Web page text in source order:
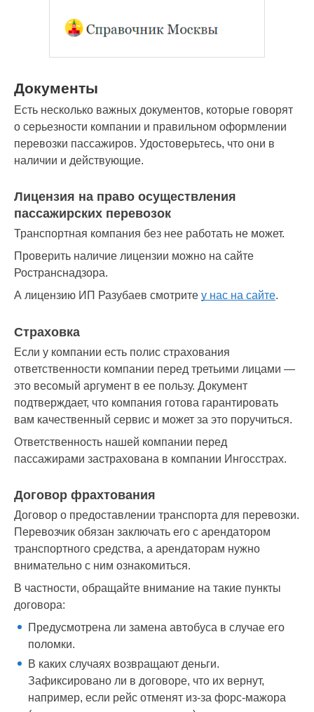
Документы
Есть несколько важных документов, которые говорят
о серьезности компании и правильном оформлении
перевозки пассажиров. Удостоверьтесь, что они в
наличии и действующие.
Лицензия на право осуществления
пассажирских перевозок
Транспортная компания без нее работать не может.
Проверить наличие лицензии можно на сайте
Ространснадзора.
А лицензию ИП Разубаев смотрите у нас на сайте.
Страховка
Если у компании есть полис страхования
ответственности компании перед третьими лицами —
это весомый аргумент в ее пользу. Документ
подтверждает, что компания готова гарантировать
вам качественный сервис и может за это поручиться.
Ответственность нашей компании перед
пассажирами застрахована в компании Ингосстрах.
Договор фрахтования
Договор о предоставлении транспорта для перевозки.
Перевозчик обязан заключать его с арендатором
транспортного средства, а арендаторам нужно
внимательно с ним ознакомиться.
В частности, обращайте внимание на такие пункты
договора:
Предусмотрена ли замена автобуса в случае его
поломки.
В каких случаях возвращают деньги.
Зафиксировано ли в договоре, что их вернут,
например, если рейс отменят из-за форс-мажора